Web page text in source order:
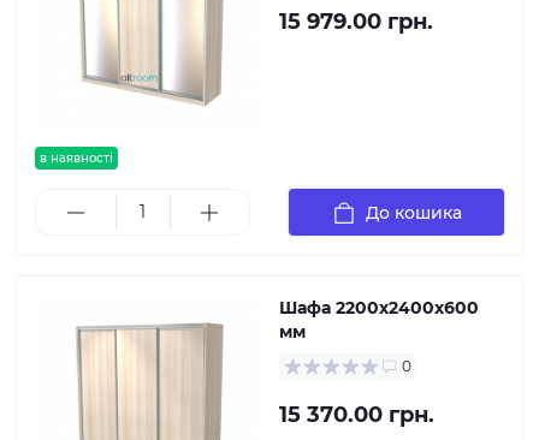
в наявності
15 979.00 грн.
До кошика
Шафа 2200х2400х600
мм
0
15 370.00 грн.